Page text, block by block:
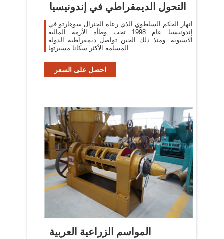
التحول الديمقراطي في إندونيسيا
انهار الحكم السلطوي الذي رعاه الجنرال سوهارتو في
إندونيسيا عام 1998 تحت وطأة الأزمة المالية
الآسيوية. ومنذ ذلك الحين تواصل ديمقراطية الدولة
المسلمة الأكثر سكانا مسيرتها.
احصل على السعر
المواسم الزراعية العربية